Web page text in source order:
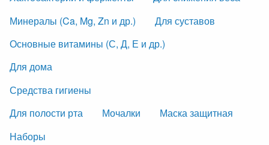
Минералы (Ca, Mg, Zn и др.)
Для суставов
Основные витамины (С, Д, Е и др.)
Для дома
Средства гигиены
Для полости рта
Мочалки
Маска защитная
Наборы